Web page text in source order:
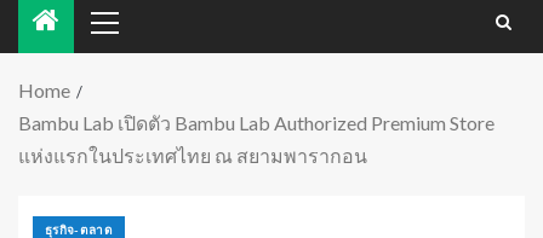
Home
Bambu Lab เปิดตัว Bambu Lab Authorized Premium Store
แห่งแรกในประเทศไทย ณ สยามพารากอน
ธุรกิจ-ตลาด